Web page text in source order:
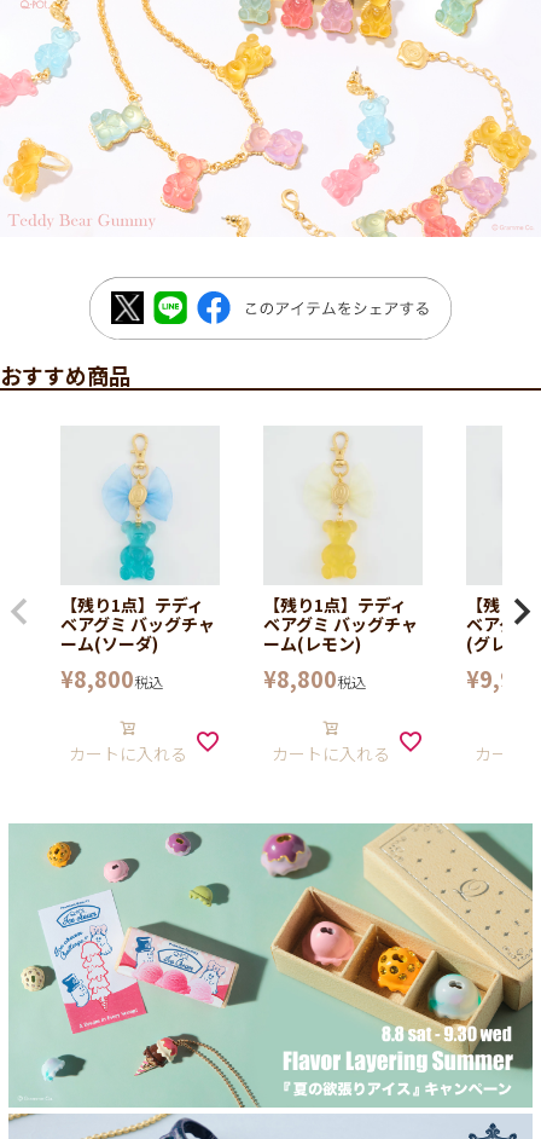
おすすめ商品
【残り1点】テディ
ベアグミ バッグチャ
ーム(ソーダ)
¥8,800税込
カートに入れる
【残り1点】テディ
ベアグミ バッグチャ
ーム(レモン)
¥8,800税込
カートに入れる
【残り1
ベアグミ
(グレー
¥9,900
カート